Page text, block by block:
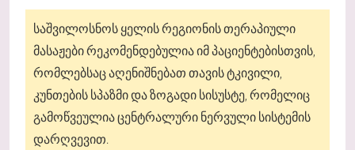
საშვილოსნოს ყელის რეგიონის თერაპიული
მასაჟები რეკომენდებულია იმ პაციენტებისთვის,
რომლებსაც აღენიშნებათ თავის ტკივილი,
კუნთების სპაზმი და ზოგადი სისუსტე, რომელიც
გამოწვეულია ცენტრალური ნერვული სისტემის
დარღვევით.